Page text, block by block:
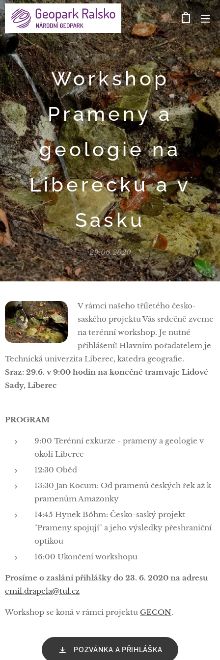
Workshop
Prameny a
geologie na
Liberecku a v
Sasku
29.06.2020
V rámci našeho tříletého česko-
saského projektu Vás srdečně zveme
na terénní workshop. Je nutné
přihlášení! Hlavním pořadatelem je
Technická univerzita Liberec, katedra geografie.
Sraz: 29.6. v 9:00 hodin na konečné tramvaje Lidové
Sady, Liberec
PROGRAM
9:00 Terénní exkurze - prameny a geologie v
okolí Liberce
12:30 Oběd
13:30 Jan Kocum: Od pramenů českých řek až k
pramenům Amazonky
14:45 Hynek Böhm: Česko-saský projekt
"Prameny spojují" a jeho výsledky přeshraniční
optikou
16:00 Ukončení workshopu
Prosíme o zaslání přihlášky do 23. 6. 2020 na adresu
emil.drapela@tul.cz
Workshop se koná v rámci projektu GECON.
POZVÁNKA A PŘIHLÁŠKA